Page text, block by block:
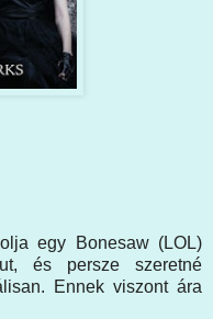
egy Bonesaw (LOL)
és persze szeretné
Ennek viszont ára